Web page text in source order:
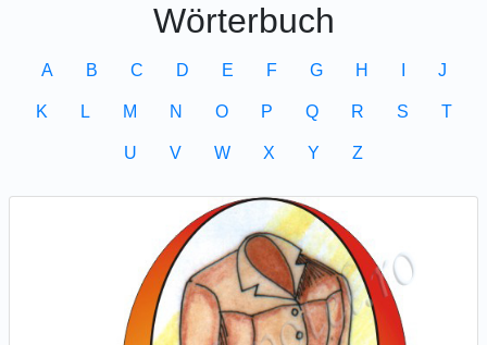
Wörterbuch
A B C D E F G H J
K L M N O P Q R S T
U V W X Y Z